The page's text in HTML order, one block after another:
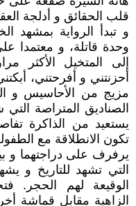
قلب الحقائق و أدلجة
و تبدأ الرواية بمشهد
وحدة قاتلة، و معتمدا
إلى المتخيل الأكثر
أحزنتني و أفرحتني،
مزيج من الأحاسيس و
الصناديق المتراصة
يستعيد من الذاكرة
تكون الانطلاقة مع
يرفرف على دراجتهما و
التي تشهد للتاريخ و
الوقيعة لهم الحجر.
الزاهية مقابل قماشة